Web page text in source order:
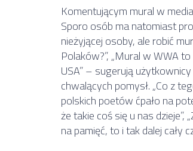
Komentującym mural w
Sporo osób ma natomiast
nieżyjącej osoby, ale robić
Polaków?”, „Mural w WWA
USA” – sugerują
chwalących pomysł. „Co z
polskich poetów ćpało na
że takie coś się u nas
na pamięć, to i tak dalej cały